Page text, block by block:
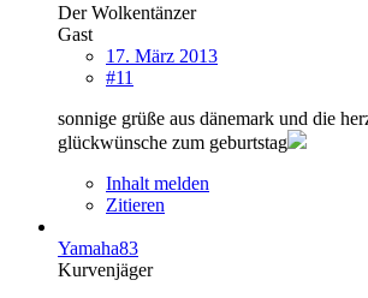
Der Wolkentänzer
Gast
17. März 2013
#11
sonnige grüße aus dänemark und die
glückwünsche zum geburtstag
Inhalt melden
Zitieren
Yamaha83
Kurvenjäger